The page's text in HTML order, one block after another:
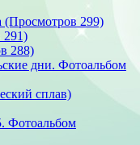
(Просмотров 299)
291)
288)
дни. Фотоальбом
сплав)
Фотоальбом